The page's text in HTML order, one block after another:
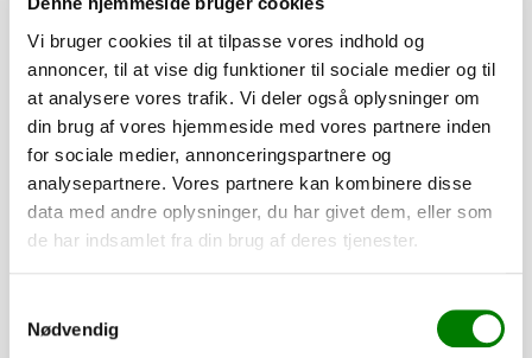
Vi bruger cookies til at tilpasse vores indhold og
annoncer, til at vise dig funktioner til sociale medier og til
at analysere vores trafik. Vi deler også oplysninger om
din brug af vores hjemmeside med vores partnere inden
for sociale medier, annonceringspartnere og
analysepartnere. Vores partnere kan kombinere disse
data med andre oplysninger, du har givet dem, eller som
de har indsamlet fra din brug af deres tjenester.
Nødvendig
6.560,00